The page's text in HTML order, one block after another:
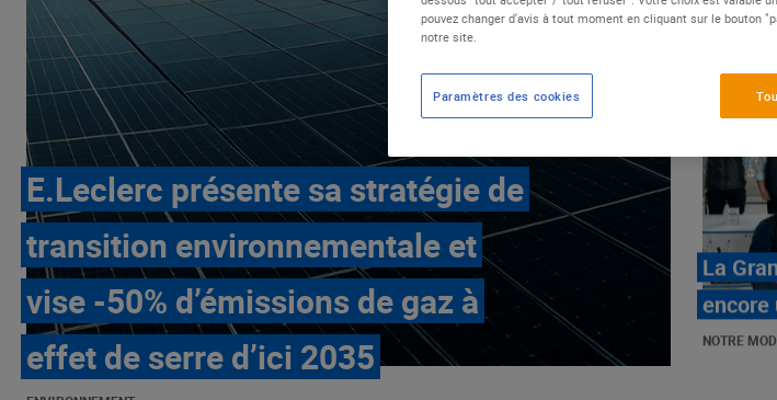
E.Leclerc présente sa stratégie de
transition environnementale et
vise -50% d’émissions de gaz à
effet de serre d’ici 2035
les
NOTRE
pouvez changer d'avis à tout moment en cliquant sur le bouton
notre site.
Paramètres des cookies